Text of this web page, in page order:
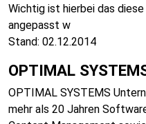
Wichtig ist hierbei das
angepasst w
Stand: 02.12.2014
OPTIMAL
OPTIMAL SYSTEMS
mehr als 20 Jahren